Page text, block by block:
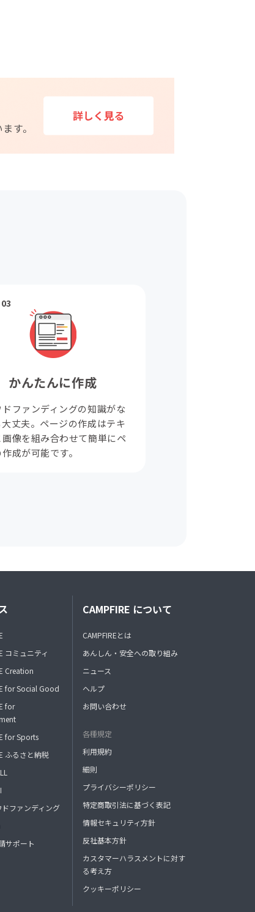
かんたんに作成
ドファンディングの知識がな
大丈夫。ページの作成はテキ
画像を組み合わせて簡単にペ
成が可能です。
コミュニティ
Creation
for Social Good
for
for Sports
ふるさと納税
ドファンディング
サポート
CAMPFIRE について
CAMPFIREとは
あんしん・安全への取り組み
ニュース
ヘルプ
お問い合わせ
各種規定
利用規約
細則
プライバシーポリシー
特定商取引法に基づく表記
情報セキュリティ方針
反社基本方針
カスタマーハラスメントに対す
る考え方
クッキーポリシー